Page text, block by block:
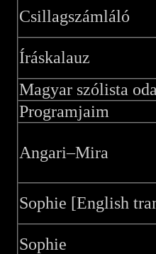
Csillagszámláló
Íráskalauz
Magyar szólista
Programjaim
Angari–Mira
Sophie [English
Sophie